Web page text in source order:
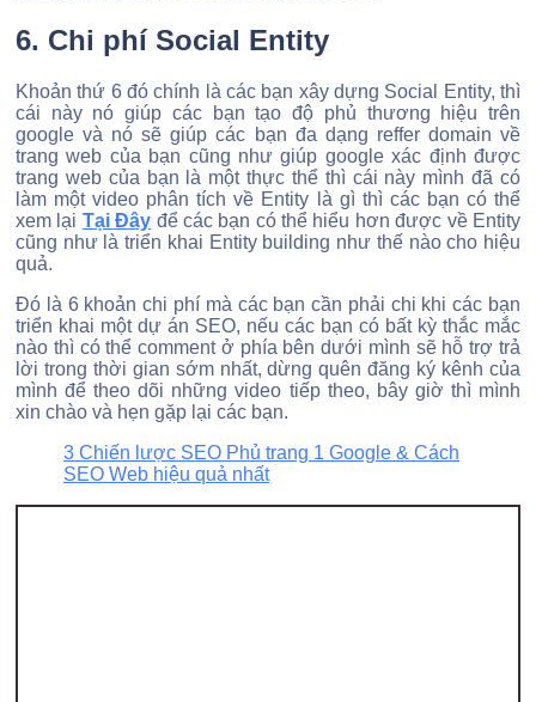
6. Chi phí Social Entity
Khoản thứ 6 đó chính là các bạn xây dựng Social Entity, thì
cái này nó giúp các bạn tạo độ phủ thương hiệu trên
google và nó sẽ giúp các bạn đa dạng reffer domain về
trang web của bạn cũng như giúp google xác định được
trang web của bạn là một thực thể thì cái này mình đã có
làm một video phân tích về Entity là gì thì các bạn có thể
xem lại Tại Đây để các bạn có thể hiểu hơn được về Entity
cũng như là triển khai Entity building như thế nào cho hiệu
quả.
Đó là 6 khoản chi phí mà các bạn cần phải chi khi các bạn
triển khai một dự án SEO, nếu các bạn có bất kỳ thắc mắc
nào thì có thể comment ở phía bên dưới mình sẽ hỗ trợ trả
lời trong thời gian sớm nhất, dừng quên đăng ký kênh của
mình để theo dõi những video tiếp theo, bây giờ thì mình
xin chào và hẹn gặp lại các bạn.
3 Chiến lược SEO Phủ trang 1 Google & Cách
SEO Web hiệu quả nhất